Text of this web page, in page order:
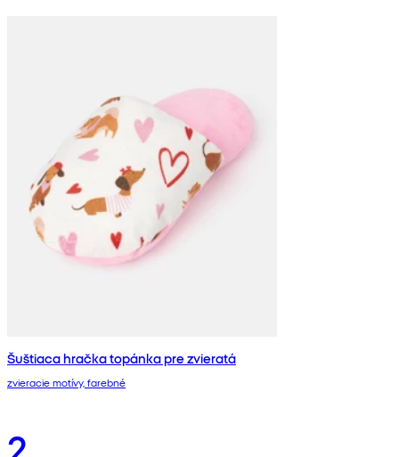
Šuštiaca hračka topánka pre zvieratá
zvieracie motívy, farebné
2